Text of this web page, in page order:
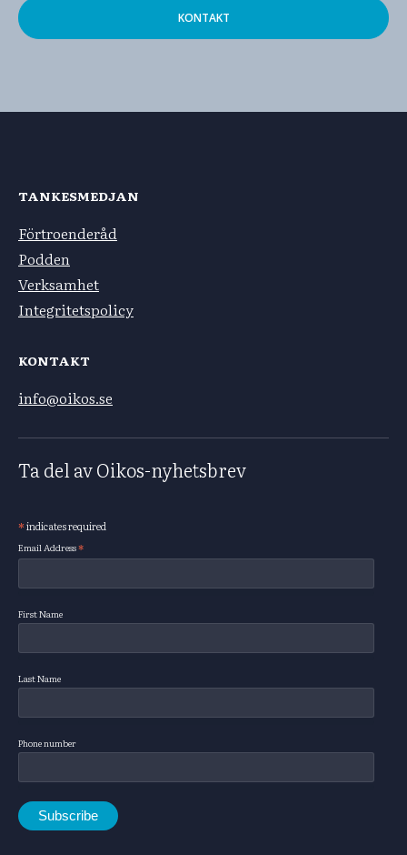
KONTAKT
TANKESMEDJAN
Förtroenderåd
Podden
Verksamhet
Integritetspolicy
KONTAKT
info@oikos.se
Ta del av Oikos-nyhetsbrev
Subscribe
*indicates required
Email Address*
First Name
Last Name
Phone number